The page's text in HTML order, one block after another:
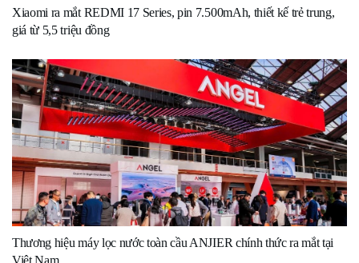
Xiaomi ra mắt REDMI 17 Series, pin 7.500mAh, thiết kế trẻ trung,
giá từ 5,5 triệu đồng
Thương hiệu máy lọc nước toàn cầu ANJIER chính thức ra mắt tại
Việt Nam